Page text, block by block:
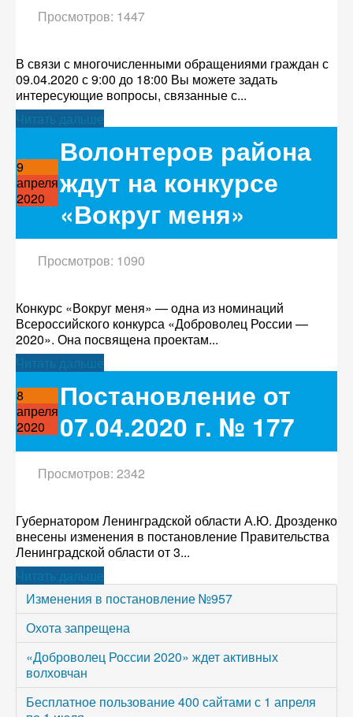
Просмотров: 1447
В связи с многочисленными обращениями граждан с
09.04.2020 с 9:00 до 18:00 Вы можете задать
интересующие вопросы, связанные с...
Читать дальше
9
апреля
2020
Волонтеров района
ждут на конкурсе
«Вокруг меня»
Просмотров: 1090
Конкурс «Вокруг меня» — одна из номинаций
Всероссийского конкурса «Доброволец России —
2020». Она посвящена проектам...
Читать дальше
8
апреля
2020
Постановление от
07.04.2020 г. № 177
Просмотров: 2342
Губернатором Ленинградской области А.Ю. Дрозденко
внесены изменения в постановление Правительства
Ленинградской области от 3...
Читать дальше
Изменения в постановление №957
Охота запрещена
«Доброволец России 2020» ждет активных
волховчан
Бесплатное пользование 400 сайтами с 1 апреля